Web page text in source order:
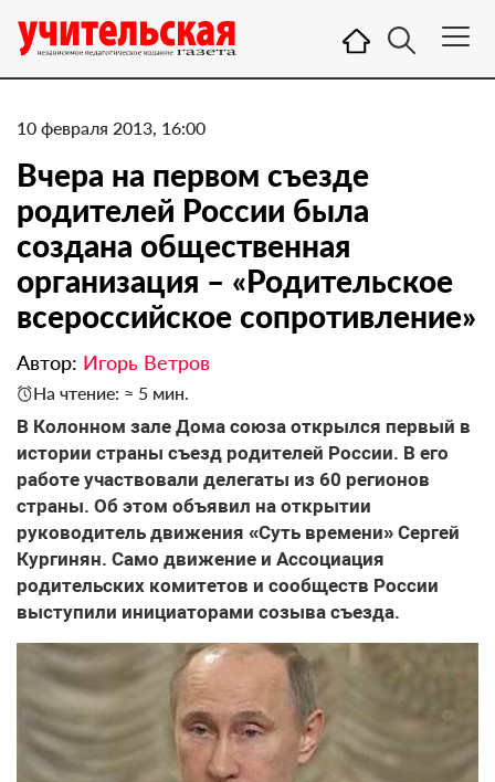
10 февраля 2013, 16:00
Вчера на первом съезде
родителей России была
создана общественная
организация – «Родительское
всероссийское сопротивление»
Автор: Игорь Ветров
На чтение: ≈ 5 мин.
В Колонном зале Дома союза открылся первый в
истории страны съезд родителей России. В его
работе участвовали делегаты из 60 регионов
страны. Об этом объявил на открытии
руководитель движения «Суть времени» Сергей
Кургинян. Само движение и Ассоциация
родительских комитетов и сообществ России
выступили инициаторами созыва съезда.